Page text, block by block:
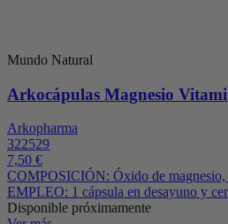
Mundo Natural
Arkocápulas Magnesio
Arkopharma
322529
7,50 €
COMPOSICIÓN: Óxido de
EMPLEO: 1 cápsula en desayuno y
Disponible próximamente